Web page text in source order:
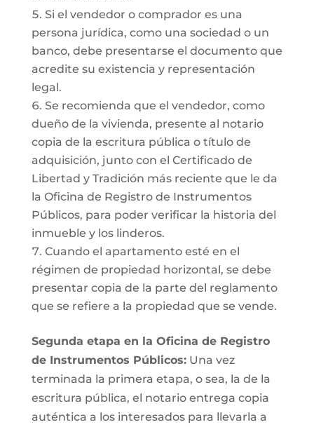
Si el vendedor o comprador es una
persona jurídica, como una sociedad o un
banco, debe presentarse el documento que
acredite su existencia y representación
legal.
Se recomienda que el vendedor, como
dueño de la vivienda, presente al notario
copia de la escritura pública o título de
adquisición, junto con el Certificado de
Libertad y Tradición más reciente que le da
la Oficina de Registro de Instrumentos
Públicos, para poder verificar la historia del
inmueble y los linderos.
Cuando el apartamento esté en el
régimen de propiedad horizontal, se debe
presentar copia de la parte del reglamento
que se refiere a la propiedad que se vende.
Segunda etapa en la Oficina de Registro
de Instrumentos Públicos:Una vez
terminada la primera etapa, o sea, la de la
escritura pública, el notario entrega copia
auténtica a los interesados para llevarla a